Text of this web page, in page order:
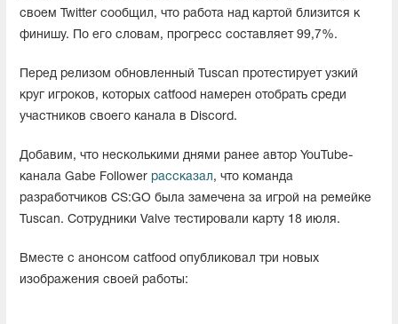
своем Twitter сообщил, что работа над картой близится к
финишу. По его словам, прогресс составляет 99,7%.
Перед релизом обновленный Tuscan протестирует узкий
круг игроков, которых catfood намерен отобрать среди
участников своего канала в Discord.
Добавим, что несколькими днями ранее автор YouTube-
канала Gabe Follower рассказал, что команда
разработчиков CS:GO была замечена за игрой на ремейке
Tuscan. Сотрудники Valve тестировали карту 18 июля.
Вместе с анонсом catfood опубликовал три новых
изображения своей работы: